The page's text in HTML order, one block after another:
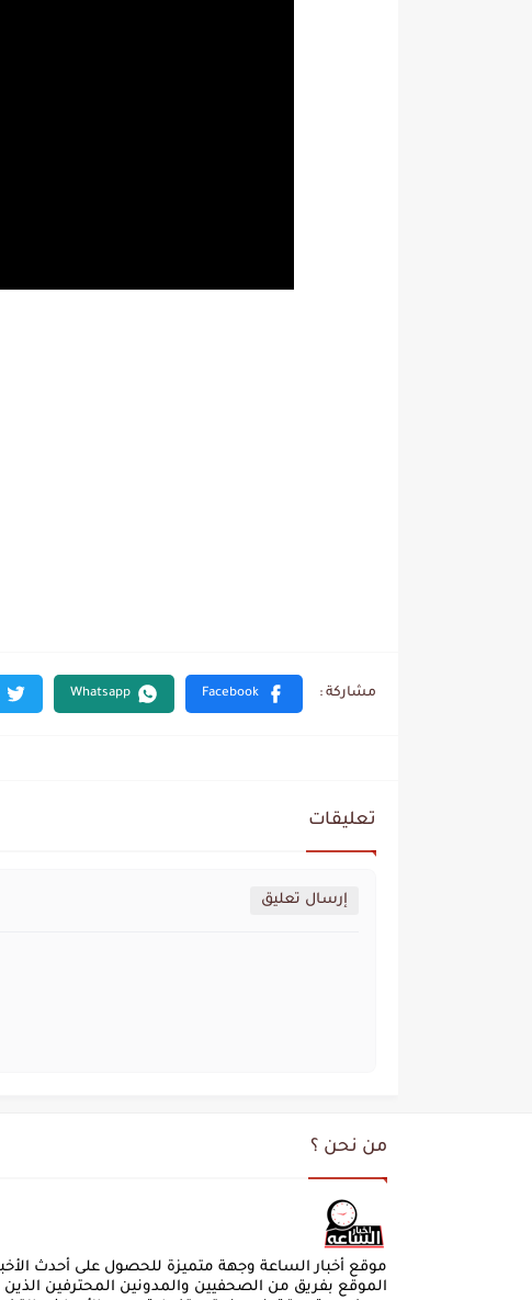
تعليقات
إرسال تعليق
من نحن ؟
موقع أخبار الساعة وجهة متميزة للحصول على أحدث
الموقع بفريق من الصحفيين والمدونين المحترفين الذين